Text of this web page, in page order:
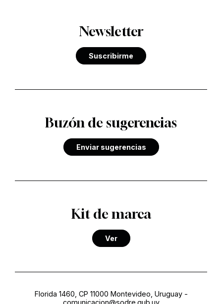
Newsletter
Suscribirme
Buzón de sugerencias
Enviar sugerencias
Kit de marca
Ver
Florida 1460, CP 11000 Montevideo, Uruguay-
comunicacion@sodre.gub.uy